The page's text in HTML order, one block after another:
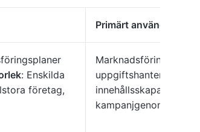
Primärt användningsfall
: Enskilda
företag,
uppgiftshantering,
innehållsskapande och
kampanjgenomförande